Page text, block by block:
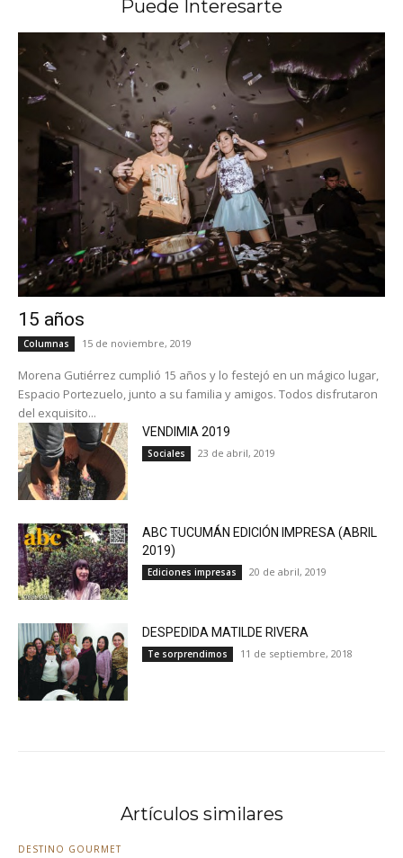
Puede Interesarte
15 años
Columnas 15 de noviembre, 2019
Morena Gutiérrez cumplió 15 años y lo festejó en un mágico lugar,
Espacio Portezuelo, junto a su familia y amigos. Todos disfrutaron
del exquisito...
VENDIMIA 2019
Sociales 23 de abril, 2019
ABC TUCUMÁN EDICIÓN IMPRESA (ABRIL
2019)
Ediciones impresas 20 de abril, 2019
DESPEDIDA MATILDE RIVERA
Te sorprendimos 11 de septiembre, 2018
Artículos similares
DESTINO GOURMET